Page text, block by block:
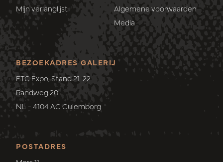
Mijn verlanglijst
Algemene voorwaarden
Media
POSTADRES
BEZOEKADRES GALERIJ
ETC Expo, Stand 21-22
Randweg 20
NL - 4104 AC Culemborg